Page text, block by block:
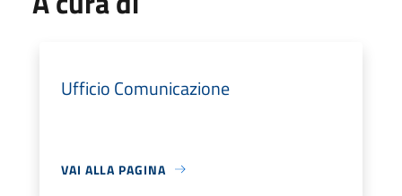
Ufficio Comunicazione
VAI ALLA PAGINA